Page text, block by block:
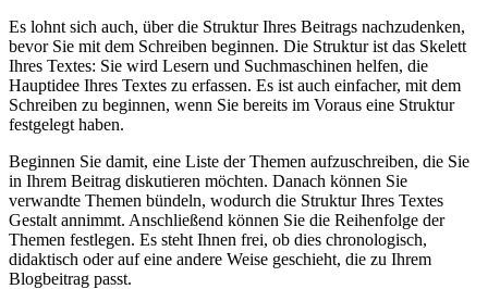
Es lohnt sich auch, über die Struktur Ihres Beitrags nachzudenken,
bevor Sie mit dem Schreiben beginnen. Die Struktur ist das Skelett
Ihres Textes: Sie wird Lesern und Suchmaschinen helfen, die
Hauptidee Ihres Textes zu erfassen. Es ist auch einfacher, mit dem
Schreiben zu beginnen, wenn Sie bereits im Voraus eine Struktur
festgelegt haben.
Beginnen Sie damit, eine Liste der Themen aufzuschreiben, die Sie
in Ihrem Beitrag diskutieren möchten. Danach können Sie
verwandte Themen bündeln, wodurch die Struktur Ihres Textes
Gestalt annimmt. Anschließend können Sie die Reihenfolge der
Themen festlegen. Es steht Ihnen frei, ob dies chronologisch,
didaktisch oder auf eine andere Weise geschieht, die zu Ihrem
Blogbeitrag passt.